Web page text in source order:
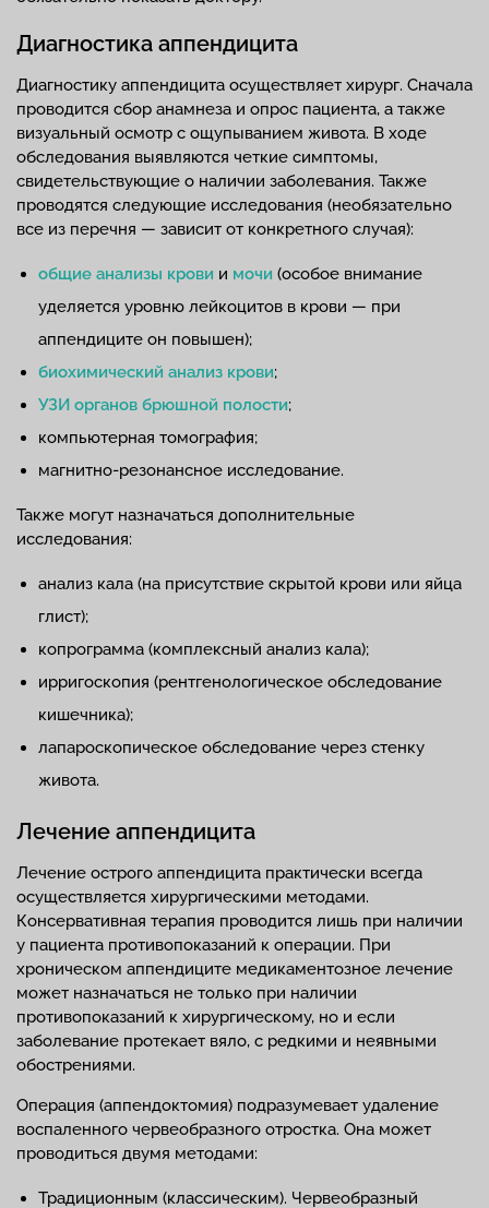
Диагностика аппендицита
Диагностику аппендицита осуществляет хирург. Сначала
проводится сбор анамнеза и опрос пациента, а также
визуальный осмотр с ощупыванием живота. В ходе
обследования выявляются четкие симптомы,
свидетельствующие о наличии заболевания. Также
проводятся следующие исследования (необязательно
все из перечня — зависит от конкретного случая):
общие анализы крови и мочи (особое внимание
уделяется уровню лейкоцитов в крови — при
аппендиците он повышен);
биохимический анализ крови;
УЗИ органов брюшной полости;
компьютерная томография;
магнитно-резонансное исследование.
Также могут назначаться дополнительные
исследования:
анализ кала (на присутствие скрытой крови или яйца
глист);
копрограмма (комплексный анализ кала);
ирригоскопия (рентгенологическое обследование
кишечника);
лапароскопическое обследование через стенку
живота.
Лечение аппендицита
Лечение острого аппендицита практически всегда
осуществляется хирургическими методами.
Консервативная терапия проводится лишь при наличии
у пациента противопоказаний к операции. При
хроническом аппендиците медикаментозное лечение
может назначаться не только при наличии
противопоказаний к хирургическому, но и если
заболевание протекает вяло, с редкими и неявными
обострениями.
Операция (аппендоктомия) подразумевает удаление
воспаленного червеобразного отростка. Она может
проводиться двумя методами:
Традиционным (классическим). Червеобразный